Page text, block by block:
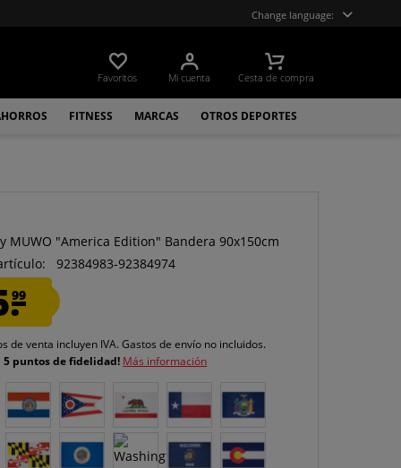
Change language:
Favoritos Mi cuenta Cesta de compra
FITNESS MARCAS OTROS DEPORTES
MUWO "America Edition" Bandera 90x150cm
92384983-92384974
99
de venta incluyen IVA.Gastos de envío no incluidos.
5 puntos de fidelidad! Más información